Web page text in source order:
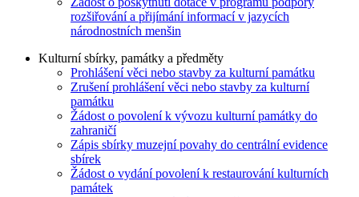
rozšiřování a přijímání informací v jazycích
národnostních menšin
Kulturní sbírky, památky a předměty
Prohlášení věci nebo stavby za kulturní památku
Zrušení prohlášení věci nebo stavby za kulturní
památku
Žádost o povolení k vývozu kulturní památky do
zahraničí
Zápis sbírky muzejní povahy do centrální evidence
sbírek
Žádost o vydání povolení k restaurování kulturních
památek